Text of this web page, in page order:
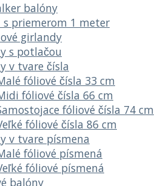
balóny
s priemerom 1 meter
girlandy
s potlačou
v tvare čísla
fóliové čísla 33 cm
fóliové čísla 66 cm
fóliové čísla 74 cm
fóliové čísla 86 cm
v tvare písmena
fóliové písmená
fóliové písmená
balóny